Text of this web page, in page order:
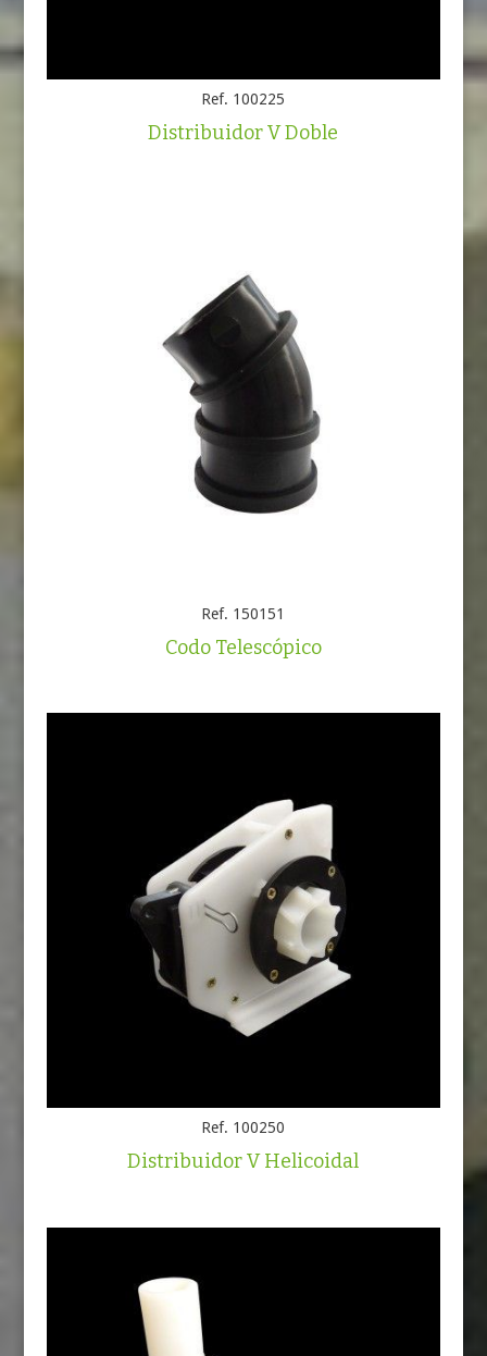
Ref. 100225
Distribuidor V Doble
Ref. 150151
Codo Telescópico
Ref. 100250
Distribuidor V Helicoidal